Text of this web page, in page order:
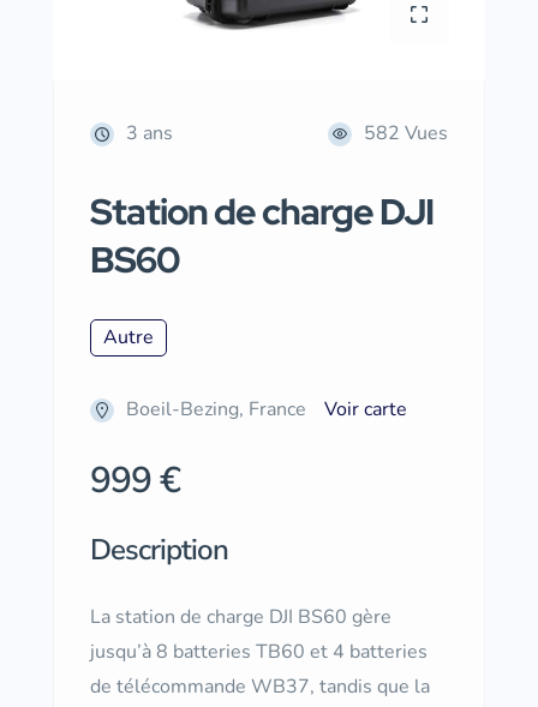
3 ans 582 Vues
Station de charge DJI
BS60
Autre
Boeil-Bezing, France Voir carte
999 €
Description
La station de charge DJI BS60 gère
jusqu’à 8 batteries TB60 et 4 batteries
de télécommande WB37, tandis que la